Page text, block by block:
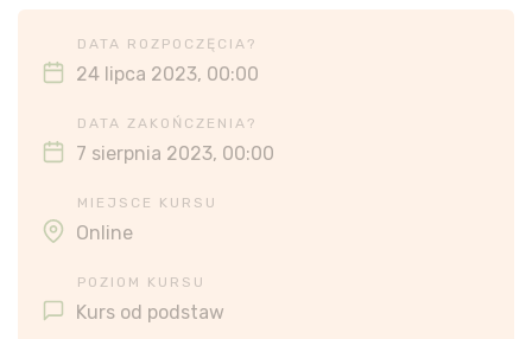
DATA ROZPOCZĘCIA?
24 lipca 2023, 00:00
DATA ZAKOŃCZENIA?
7 sierpnia 2023, 00:00
MIEJSCE KURSU
Online
POZIOM KURSU
Kurs od podstaw